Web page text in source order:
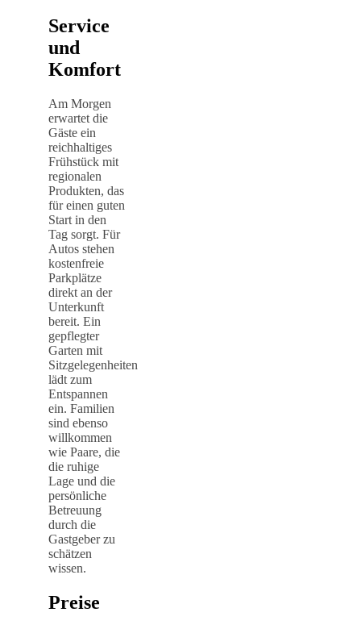
Service
und
Komfort
Am Morgen
erwartet die
Gäste ein
reichhaltiges
Frühstück mit
regionalen
Produkten, das
für einen guten
Start in den
Tag sorgt. Für
Autos stehen
kostenfreie
Parkplätze
direkt an der
Unterkunft
bereit. Ein
gepflegter
Garten mit
Sitzgelegenheiten
lädt zum
Entspannen
ein. Familien
sind ebenso
willkommen
wie Paare, die
die ruhige
Lage und die
persönliche
Betreuung
durch die
Gastgeber zu
schätzen
wissen.
Preise